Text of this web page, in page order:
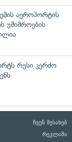
აეროპორტის
უშიშროების
რუსი კერძო
ჩვენ შესახებ
რეკლამა